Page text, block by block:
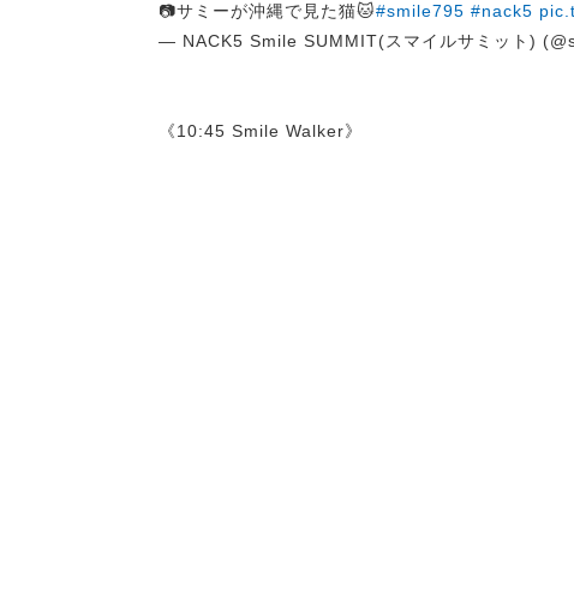
📷サミーが沖縄で見た猫🐱#smile795 #nack5
— NACK5 Smile SUMMIT(スマイルサミット)
《10:45 Smile Walker》